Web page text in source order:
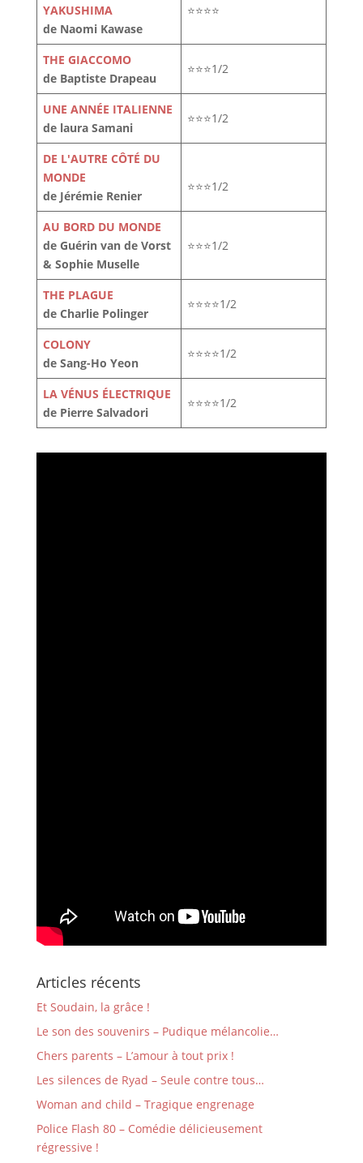
YAKUSHIMA
de Naomi Kawase
⭐⭐⭐⭐
THE GIACCOMO
de Baptiste Drapeau
⭐⭐⭐1/2
UNE ANNÉE ITALIENNE
de laura Samani
⭐⭐⭐1/2
DE L'AUTRE CÔTÉ DU
MONDE
de Jérémie Renier
⭐⭐⭐1/2
AU BORD DU MONDE
de Guérin van de Vorst
& Sophie Muselle
⭐⭐⭐1/2
THE PLAGUE
de Charlie Polinger
⭐⭐⭐⭐1/2
COLONY
de Sang-Ho Yeon
⭐⭐⭐⭐1/2
LA VÉNUS ÉLECTRIQUE
de Pierre Salvadori
⭐⭐⭐⭐1/2
Articles récents
Et Soudain, la grâce !
Le son des souvenirs – Pudique mélancolie…
Chers parents – L’amour à tout prix !
Les silences de Ryad – Seule contre tous…
Woman and child – Tragique engrenage
Police Flash 80 – Comédie délicieusement
régressive !